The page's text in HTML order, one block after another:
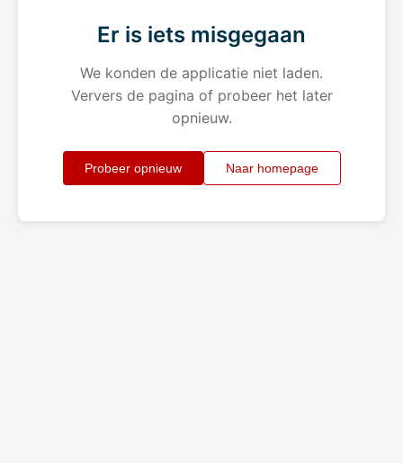
Er is iets misgegaan
We konden de applicatie niet laden.
Ververs de pagina of probeer het later
opnieuw.
Probeer opnieuw Naar homepage